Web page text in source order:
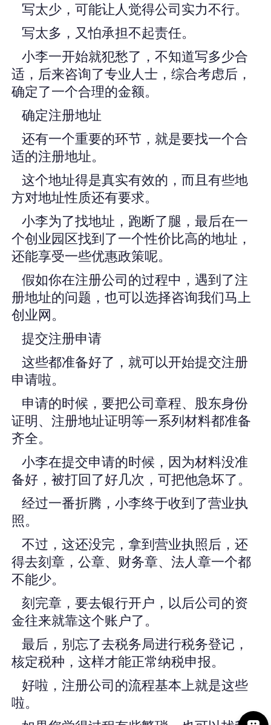
写太少，可能让人觉得公司实力不行。
写太多，又怕承担不起责任。
小李一开始就犯愁了，不知道写多少合
适，后来咨询了专业人士，综合考虑后，
确定了一个合理的金额。
确定注册地址
还有一个重要的环节，就是要找一个合
适的注册地址。
这个地址得是真实有效的，而且有些地
方对地址性质还有要求。
小李为了找地址，跑断了腿，最后在一
个创业园区找到了一个性价比高的地址，
还能享受一些优惠政策呢。
假如你在注册公司的过程中，遇到了注
册地址的问题，也可以选择咨询我们马上
创业网。
提交注册申请
这些都准备好了，就可以开始提交注册
申请啦。
申请的时候，要把公司章程、股东身份
证明、注册地址证明等一系列材料都准备
齐全。
小李在提交申请的时候，因为材料没准
备好，被打回了好几次，可把他急坏了。
经过一番折腾，小李终于收到了营业执
照。
不过，这还没完，拿到营业执照后，还
得去刻章，公章、财务章、法人章一个都
不能少。
刻完章，要去银行开户，以后公司的资
金往来就靠这个账户了。
最后，别忘了去税务局进行税务登记，
核定税种，这样才能正常纳税申报。
好啦，注册公司的流程基本上就是这些
啦。